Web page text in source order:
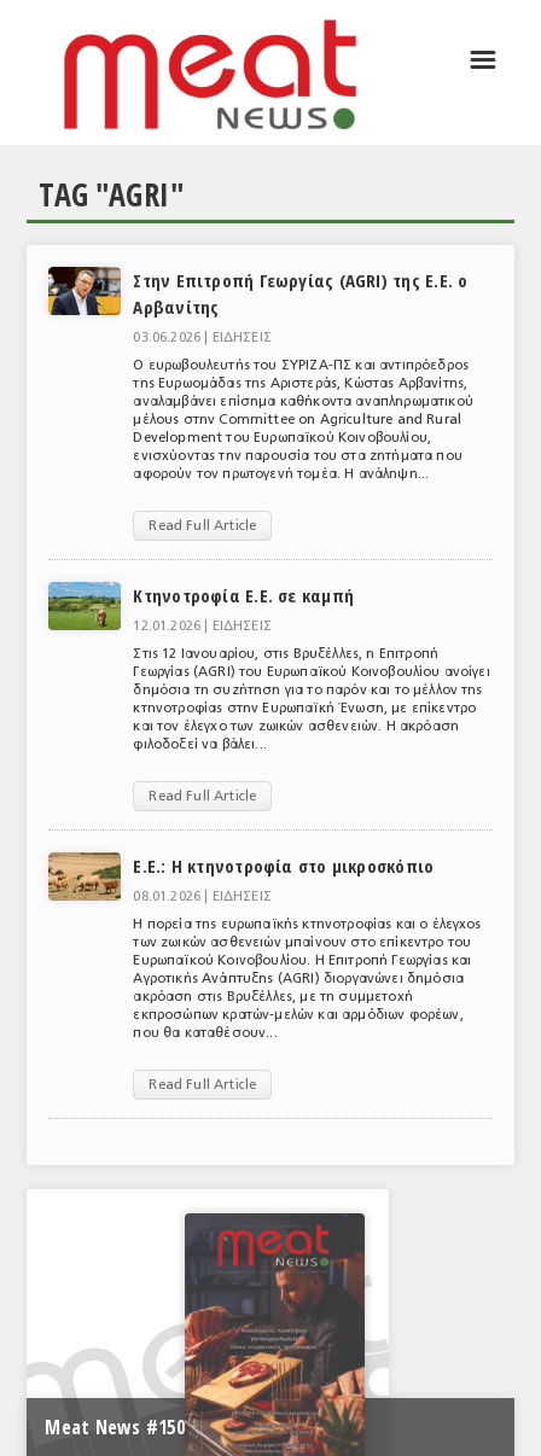
ΕΙΔΗΣΕΙΣ
ΘΕΜΑΤΑ
ΕΥΡΩΠΑΪΚΕΣ ΑΠΟΦΑΣΕΙΣ
ΕΜΠΟΡΙΚΟΣ ΚΑΤΑΛΟΓΟΣ
ΠΑΡΑΓΩΓΗ & ΕΜΠΟΡΙΑ
ΥΠΗΡΕΣΙΕΣ
ΕΛΛΗΝΙΚΗ ΝΟΜΟΘΕΣΙΑ
☰
TAG "AGRI"
Στην Επιτροπή Γεωργίας (AGRI) της Ε.Ε. o
Αρβανίτης
03.06.2026 |
ΕΙΔΗΣΕΙΣ
Ο ευρωβουλευτής του ΣΥΡΙΖΑ-ΠΣ και αντιπρόεδρος
της Ευρωομάδας της Αριστεράς, Κώστας Αρβανίτης,
αναλαμβάνει επίσημα καθήκοντα αναπληρωματικού
μέλους στην Committee on Agriculture and Rural
Development του Ευρωπαϊκού Κοινοβουλίου,
ενισχύοντας την παρουσία του στα ζητήματα που
αφορούν τον πρωτογενή τομέα. Η ανάληψη...
Read Full Article
Κτηνοτροφία Ε.Ε. σε καμπή
12.01.2026 |
ΕΙΔΗΣΕΙΣ
Στις 12 Ιανουαρίου, στις Βρυξέλλες, η Επιτροπή
Γεωργίας (AGRI) του Ευρωπαϊκού Κοινοβουλίου ανοίγει
δημόσια τη συζήτηση για το παρόν και το μέλλον της
κτηνοτροφίας στην Ευρωπαϊκή Ένωση, με επίκεντρο
και τον έλεγχο των ζωικών ασθενειών. Η ακρόαση
φιλοδοξεί να βάλει...
Read Full Article
Ε.Ε.: Η κτηνοτροφία στο μικροσκόπιο
08.01.2026 |
ΕΙΔΗΣΕΙΣ
Η πορεία της ευρωπαϊκής κτηνοτροφίας και ο έλεγχος
των ζωικών ασθενειών μπαίνουν στο επίκεντρο του
Ευρωπαϊκού Κοινοβουλίου. Η Επιτροπή Γεωργίας και
Αγροτικής Ανάπτυξης (AGRI) διοργανώνει δημόσια
ακρόαση στις Βρυξέλλες, με τη συμμετοχή
εκπροσώπων κρατών-μελών και αρμόδιων φορέων,
που θα καταθέσουν...
Read Full Article
Meat News #150